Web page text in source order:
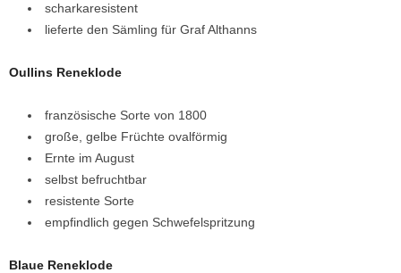
scharkaresistent
lieferte den Sämling für Graf Althanns
Oullins Reneklode
französische Sorte von 1800
große, gelbe Früchte ovalförmig
Ernte im August
selbst befruchtbar
resistente Sorte
empfindlich gegen Schwefelspritzung
Blaue Reneklode